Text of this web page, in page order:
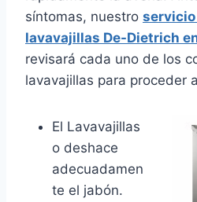
síntomas, nuestro
lavavajillas De-Dietrich
revisará cada uno de los
lavavajillas para proceder
El Lavavajillas
o deshace
adecuadamen
te el jabón.